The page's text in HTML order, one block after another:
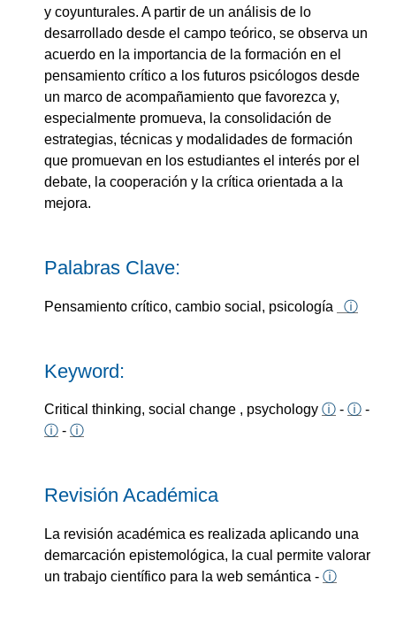
y coyunturales. A partir de un análisis de lo
desarrollado desde el campo teórico, se observa un
acuerdo en la importancia de la formación en el
pensamiento crítico a los futuros psicólogos desde
un marco de acompañamiento que favorezca y,
especialmente promueva, la consolidación de
estrategias, técnicas y modalidades de formación
que promuevan en los estudiantes el interés por el
debate, la cooperación y la crítica orientada a la
mejora.
Palabras Clave:
Pensamiento crítico, cambio social, psicología ⓘ
Keyword:
Critical thinking, social change , psychology ⓘ - ⓘ -
ⓘ - ⓘ
Revisión Académica
La revisión académica es realizada aplicando una
demarcación epistemológica, la cual permite valorar
un trabajo científico para la web semántica - ⓘ